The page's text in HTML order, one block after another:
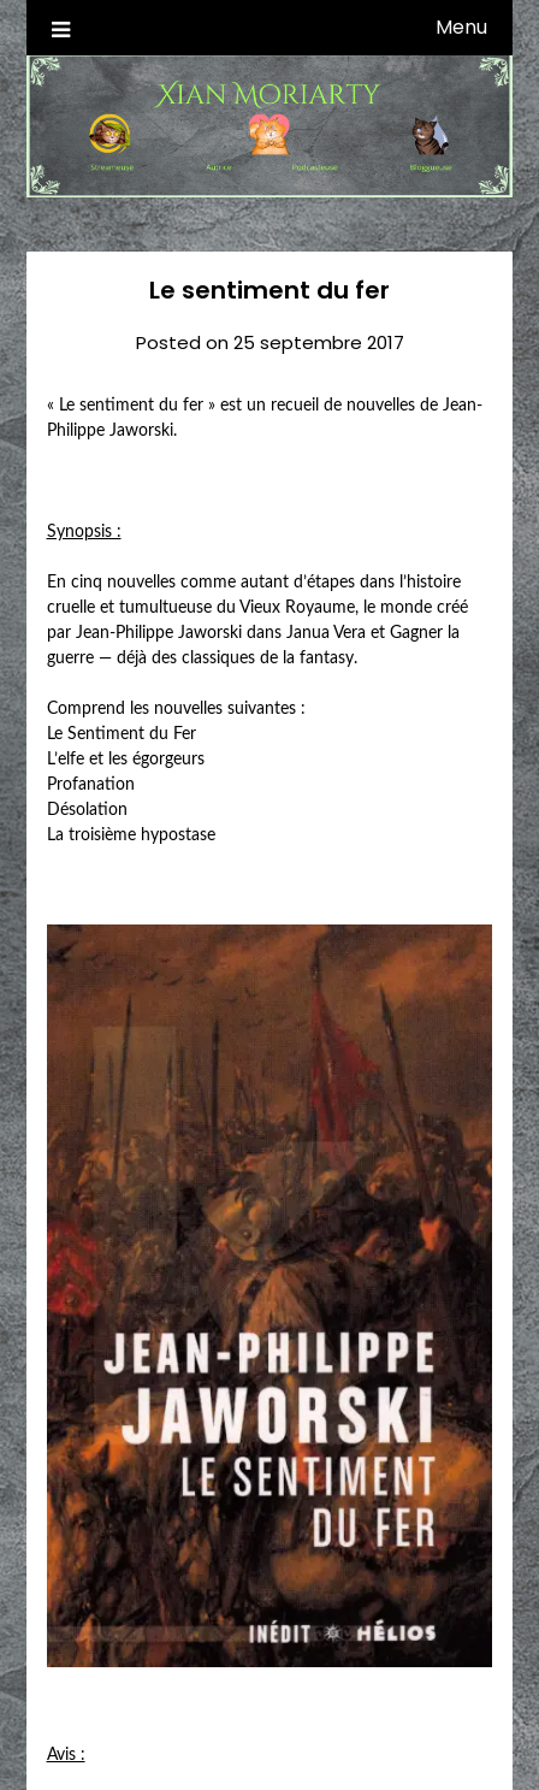
Skip
to
content
Xian Moriarty
Autrice SFFF & Blogueuse & Streameuse Menu
Le sentiment du fer
Posted on25 septembre 2017
« Le sentiment du fer » est un recueil de nouvelles de Jean-
Philippe Jaworski.
Synopsis :
En cinq nouvelles comme autant d’étapes dans l’histoire
cruelle et tumultueuse du Vieux Royaume, le monde créé
par Jean-Philippe Jaworski dans Janua Vera et Gagner la
guerre — déjà des classiques de la fantasy.
Comprend les nouvelles suivantes :
Le Sentiment du Fer
L’elfe et les égorgeurs
Profanation
Désolation
La troisième hypostase
Avis :